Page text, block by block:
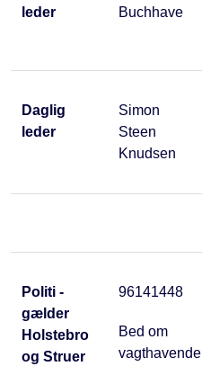
leder
Buchhave
Daglig
leder
Simon
Steen
Knudsen
Politi -
gælder
Holstebro
og Struer
96141448
Bed om
vagthavende